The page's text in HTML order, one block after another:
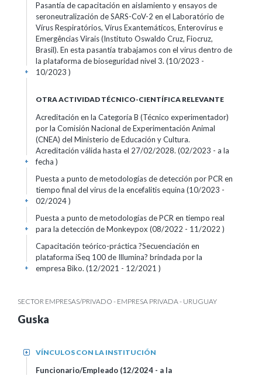
Pasantía de capacitación en aislamiento y ensayos de
seroneutralización de SARS-CoV-2 en el Laboratório de
Vírus Respiratórios, Vírus Exantemáticos, Enterovírus e
Emergências Virais (Instituto Oswaldo Cruz, Fiocruz,
Brasil). En esta pasantía trabajamos con el virus dentro de
la plataforma de bioseguridad nivel 3. (10/2023 -
10/2023 )
+
OTRA ACTIVIDAD TÉCNICO-CIENTÍFICA RELEVANTE
Acreditación en la Categoría B (Técnico experimentador)
por la Comisión Nacional de Experimentación Animal
(CNEA) del Ministerio de Educación y Cultura.
Acreditación válida hasta el 27/02/2028. (02/2023 - a la
fecha )
+
Puesta a punto de metodologías de detección por PCR en
tiempo final del virus de la encefalitis equina (10/2023 -
02/2024 )
+
Puesta a punto de metodologías de PCR en tiempo real
para la detección de Monkeypox (08/2022 - 11/2022 )
+
Capacitación teórico-práctica ?Secuenciación en
plataforma iSeq 100 de Illumina? brindada por la
empresa Biko. (12/2021 - 12/2021 )
+
SECTOR EMPRESAS/PRIVADO - EMPRESA PRIVADA - URUGUAY
Guska
VÍNCULOS CON LA INSTITUCIÓN
+
Funcionario/Empleado (12/2024 - a la